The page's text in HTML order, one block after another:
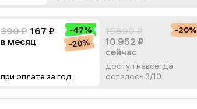
390 ₽ 167 ₽
в месяц
при оплате за год
-47%
-20%
13690 ₽
10 952 ₽
сейчас
доступ навсегда
осталось 3/10
-20%